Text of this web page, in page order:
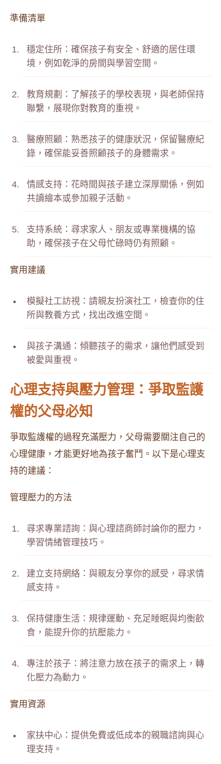
準備清單
穩定住所：確保孩子有安全、舒適的居住環
境，例如乾淨的房間與學習空間。
教育規劃：了解孩子的學校表現，與老師保持
聯繫，展現你對教育的重視。
醫療照顧：熟悉孩子的健康狀況，保留醫療紀
錄，確保能妥善照顧孩子的身體需求。
情感支持：花時間與孩子建立深厚關係，例如
共讀繪本或參加親子活動。
支持系統：尋求家人、朋友或專業機構的協
助，確保孩子在父母忙碌時仍有照顧。
實用建議
模擬社工訪視：請親友扮演社工，檢查你的住
所與教養方式，找出改進空間。
與孩子溝通：傾聽孩子的需求，讓他們感受到
被愛與重視。
心理支持與壓力管理：爭取監護
權的父母必知
爭取監護權的過程充滿壓力，父母需要關注自己的
心理健康，才能更好地為孩子奮鬥。以下是心理支
持的建議：
管理壓力的方法
尋求專業諮詢：與心理諮商師討論你的壓力，
學習情緒管理技巧。
建立支持網絡：與親友分享你的感受，尋求情
感支持。
保持健康生活：規律運動、充足睡眠與均衡飲
食，能提升你的抗壓能力。
專注於孩子：將注意力放在孩子的需求上，轉
化壓力為動力。
實用資源
家扶中心：提供免費或低成本的親職諮詢與心
理支持。